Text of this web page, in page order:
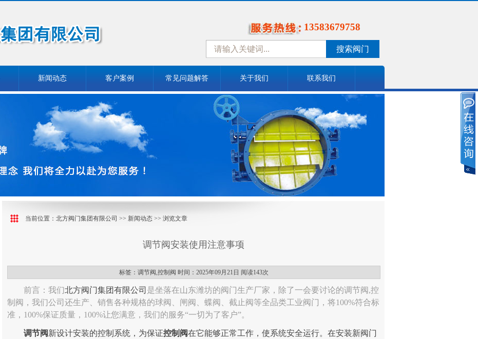
13583679758
搜索阀门
新闻动态 客户案例 常见问题解答 关于我们 联系我们
当前位置： 北方阀门集团有限公司 >> 新闻动态 >> 浏览文章
调节阀安装使用注意事项
标签：调节阀,控制阀 时间：2025年09月21日 阅读143次
前言：我们北方阀门集团有限公司 是坐落在山东潍坊的阀门生产厂家，除了一会要讨论的调节阀,控
制阀，我们公司还生产、销售各种规格的球阀、闸阀、蝶阀、截止阀等全品类工业阀门，将100%符合标
准，100%保证质量，100%让您满意，我们的服务“一切为了客户”。
调节阀新设计安装的控制系统，为保证控制阀在它能够正常工作，使系统安全运行。在安装新阀门